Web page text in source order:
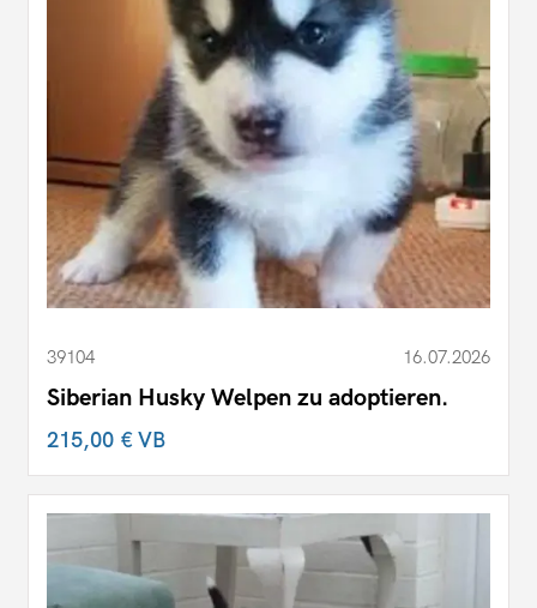
39104 16.07.2026
Siberian Husky Welpen zu adoptieren.
215,00 €VB